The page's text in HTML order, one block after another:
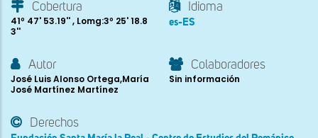
Cobertura
41º 47' 53.19'' , Lomg:3º 25' 18.8
3''
Idioma
es-ES
Autor
José Luis Alonso Ortega,María
José Martínez Martínez
Colaboradores
Sin información
Derechos